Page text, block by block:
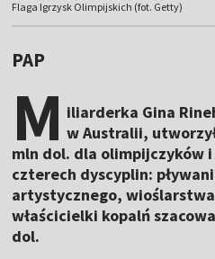
Flaga Igrzysk Olimpijskich (fot. Getty)
PAP
M iliarderka Gina
w Australii,
mln dol. dla olimpijczyków
czterech dyscyplin:
artystycznego,
właścicielki kopalń
dol.